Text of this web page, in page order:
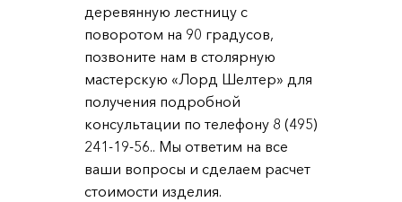
деревянную лестницу с
поворотом на 90 градусов,
позвоните нам в столярную
мастерскую «Лорд Шелтер» для
получения подробной
консультации по телефону 8 (495)
241-19-56.. Мы ответим на все
ваши вопросы и сделаем расчет
стоимости изделия.